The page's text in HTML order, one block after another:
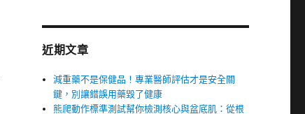
近期文章
減重藥不是保健品！專業醫師評估才是安全關
鍵，別讓錯誤用藥毀了健康
熊爬動作標準測試幫你檢測核心與盆底肌：從根